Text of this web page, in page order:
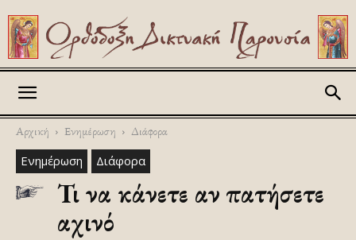
Αρχική Ενημέρωση Διάφορα
Ενημέρωση Διάφορα
Τι να κάνετε αν πατήσετε
αχινό